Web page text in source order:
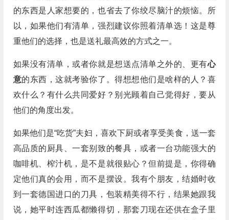
的东西是人家想要的，也省去了你绞尽脑汁的烦恼。所
以，如果他们有清单，强烈建议你照着清单选！这是尊
重他们的选择，也是送礼最高效的方式之一。
如果没有清单，或者你就是想送点清单之外的、更有心
意的东西，这就考验你了。得想想他们是啥样的人？喜
欢什么？有什么共同爱好？别光顾着自己觉得好，要从
他们的角度出发。
如果他们是“吃货”夫妇，喜欢下厨或者享受美食，送一套
高品质的厨具、一套别致的餐具，或者一台功能强大的
咖啡机、榨汁机，是不是就很贴心？但前提是，你得确
定他们真的会用，而不是摆设。我有个朋友，结婚时收
到一套德国进口的刀具，包装精美得不行，结果她跟我
说，她平时连西瓜都懒得切，那套刀现在还供在盒子里